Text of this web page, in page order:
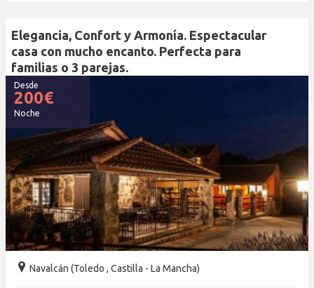
Elegancia, Confort y Armonía. Espectacular
casa con mucho encanto. Perfecta para
familias o 3 parejas.
Desde
200€
Noche
Navalcán (Toledo , Castilla - La Mancha)